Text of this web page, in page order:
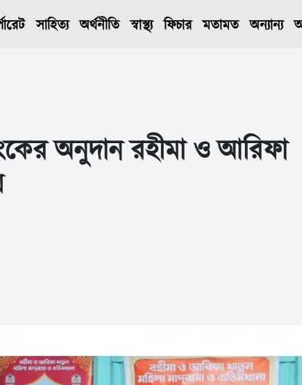
সাহিত্য অর্থনীতি স্বাস্থ্য ফিচার মতামত অন্যান্য
অনুদান রহীমা ও আরিফা